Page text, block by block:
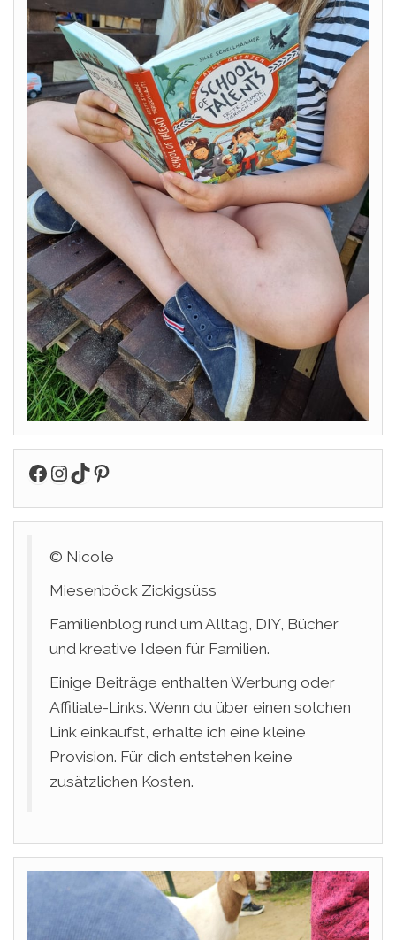
Facebook
Instagram
TikTok
Pinterest
© Nicole
Miesenböck Zickigsüss
Familienblog rund um Alltag, DIY, Bücher
und kreative Ideen für Familien.
Einige Beiträge enthalten Werbung oder
Affiliate-Links. Wenn du über einen solchen
Link einkaufst, erhalte ich eine kleine
Provision. Für dich entstehen keine
zusätzlichen Kosten.